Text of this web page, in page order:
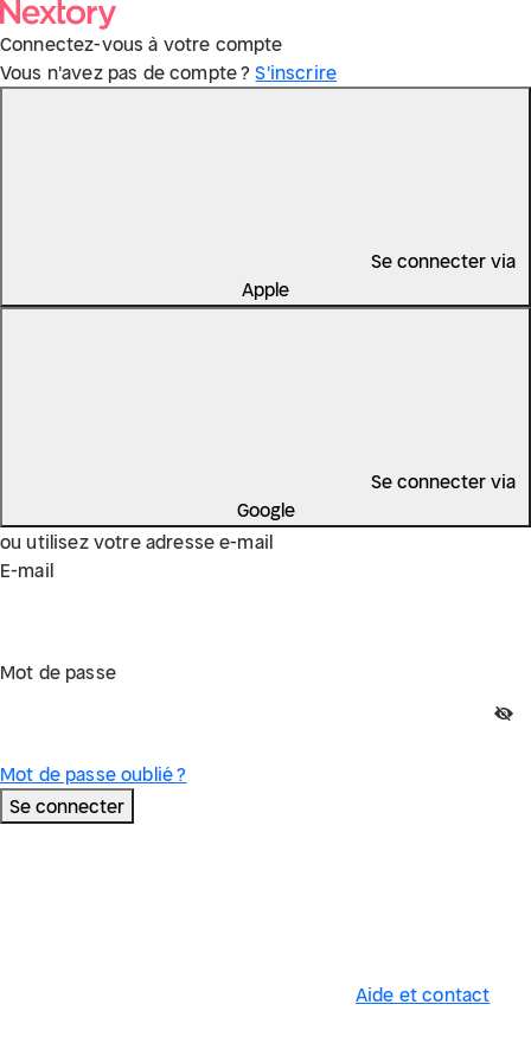
Connectez-vous à votre compte
Vous n'avez pas de compte ?S'inscrire
Se connecter via
Apple
Se connecter via
Google
ou utilisez votre adresse e-mail
E-mail
Mot de passe
Mot de passe oublié ?
Se connecter
Aide et contact